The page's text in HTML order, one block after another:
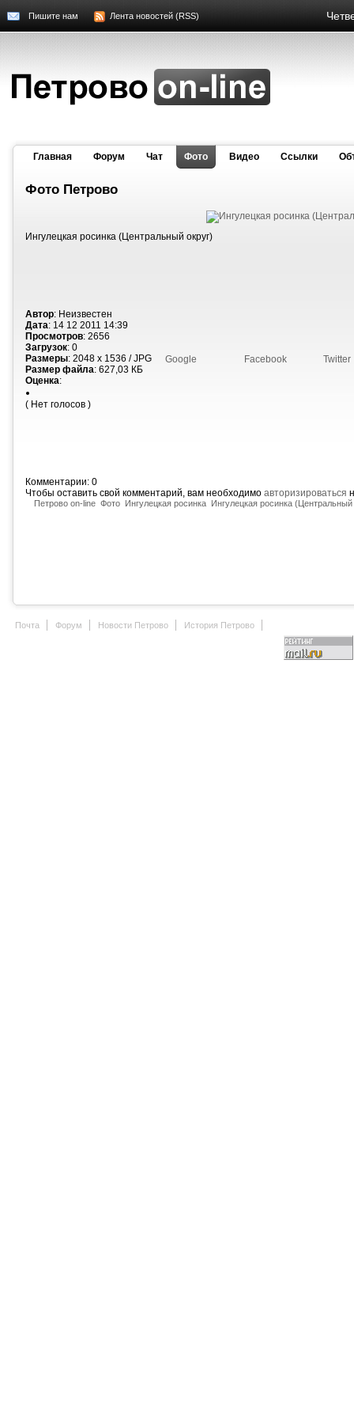
Пишите нам Лента новостей (RSS)
Главная Форум Чат Фото Видео Cсылки
Фото Петрово
Ингулецкая росинка (Центральный округ)
Автор: Неизвестен
Дата: 14 12 2011 14:39
Просмотров: 2656
Загрузок: 0
Размеры: 2048 x 1536 / JPG
Размер файла: 627,03 КБ
Оценка:
( Нет голосов )
Google Facebook Twitter
Комментарии: 0
Чтобы оставить свой комментарий, вам необходимо авторизироваться
Петрово on-line Фото Ингулецкая росинка Ингулецкая росинка (Центральный
Почта Форум Новости Петрово История Петрово